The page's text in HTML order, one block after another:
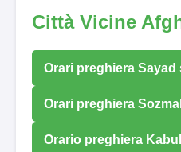
Città Vicine
Orari preghiera Sayad
Orari preghiera
Orario preghiera Kabul